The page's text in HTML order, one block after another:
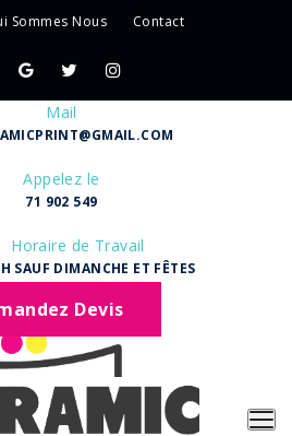
Sommes Nous Contact
Mail
Appelez le
71 902 549
Horaire de Travail
SAUF DIMANCHE ET FÊTES
Devis